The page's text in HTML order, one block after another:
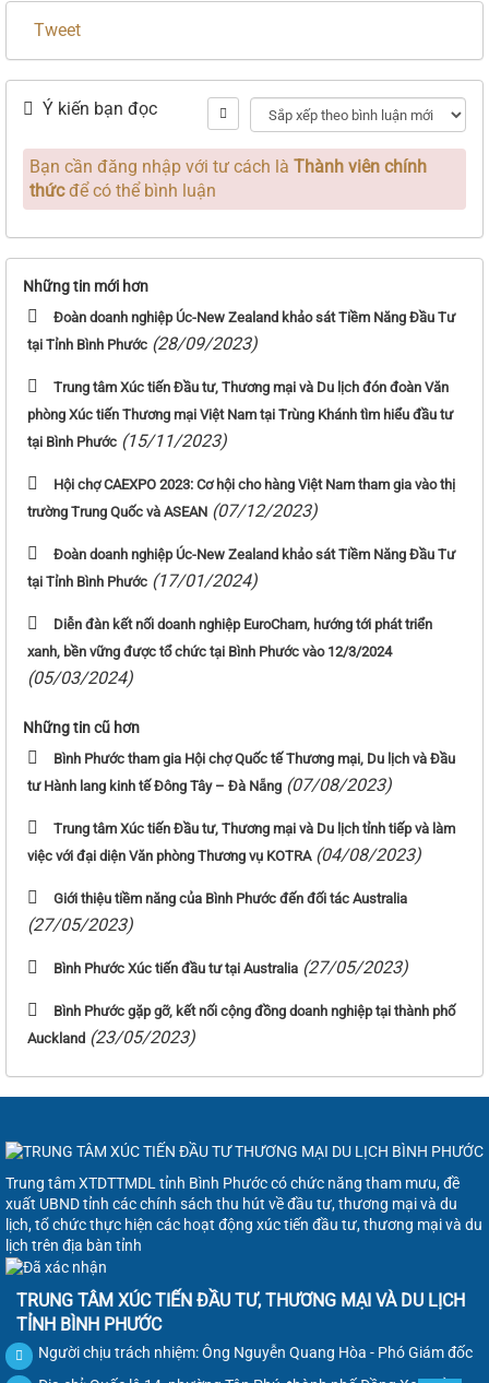
Tweet
Ý kiến bạn đọc
Bạn cần đăng nhập với tư cách là Thành viên chính
thứcđể có thể bình luận
Những tin mới hơn
Đoàn doanh nghiệp Úc-New Zealand khảo sát Tiềm Năng Đầu Tư
tại Tỉnh Bình Phước (28/09/2023)
Trung tâm Xúc tiến Đầu tư, Thương mại và Du lịch đón đoàn Văn
phòng Xúc tiến Thương mại Việt Nam tại Trùng Khánh tìm hiểu đầu tư
tại Bình Phước (15/11/2023)
Hội chợ CAEXPO 2023: Cơ hội cho hàng Việt Nam tham gia vào thị
trường Trung Quốc và ASEAN (07/12/2023)
Đoàn doanh nghiệp Úc-New Zealand khảo sát Tiềm Năng Đầu Tư
tại Tỉnh Bình Phước (17/01/2024)
Diễn đàn kết nối doanh nghiệp EuroCham, hướng tới phát triển
xanh, bền vững được tổ chức tại Bình Phước vào 12/3/2024
(05/03/2024)
Những tin cũ hơn
Bình Phước tham gia Hội chợ Quốc tế Thương mại, Du lịch và Đầu
tư Hành lang kinh tế Đông Tây – Đà Nẵng (07/08/2023)
Trung tâm Xúc tiến Đầu tư, Thương mại và Du lịch tỉnh tiếp và làm
việc với đại diện Văn phòng Thương vụ KOTRA (04/08/2023)
Giới thiệu tiềm năng của Bình Phước đến đối tác Australia
(27/05/2023)
Bình Phước Xúc tiến đầu tư tại Australia (27/05/2023)
Bình Phước gặp gỡ, kết nối cộng đồng doanh nghiệp tại thành phố
Auckland (23/05/2023)
Trung tâm XTDTTMDL tỉnh Bình Phước có chức năng tham mưu, đề
xuất UBND tỉnh các chính sách thu hút về đầu tư, thương mại và du
lịch, tổ chức thực hiện các hoạt động xúc tiến đầu tư, thương mại và du
lịch trên địa bàn tỉnh
TRUNG TÂM XÚC TIẾN ĐẦU TƯ, THƯƠNG MẠI VÀ DU LỊCH
TỈNH BÌNH PHƯỚC
Người chịu trách nhiệm: Ông Nguyễn Quang Hòa - Phó Giám đốc